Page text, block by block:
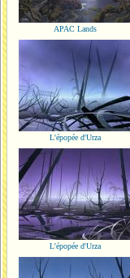
APAC Lands
L'épopée d'Urza
L'épopée d'Urza